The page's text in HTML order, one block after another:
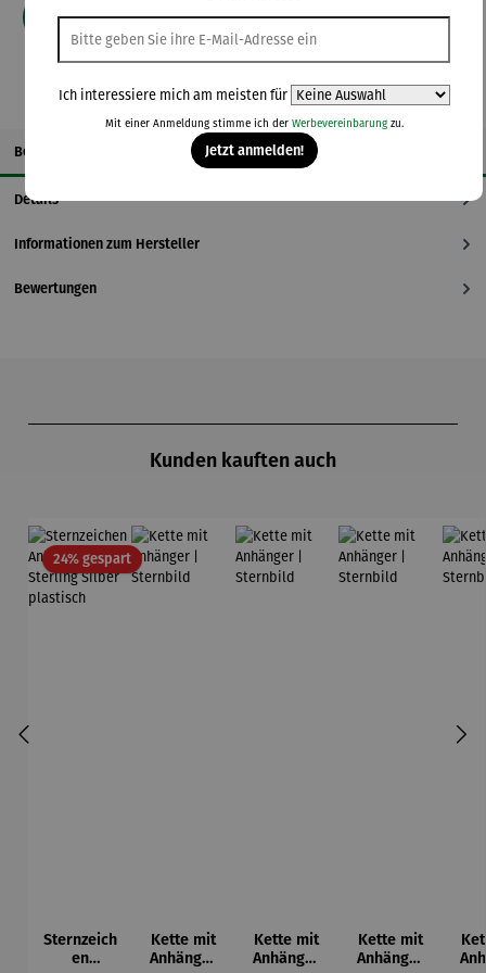
In den Warenkorb
Beschreibung
Details
Informationen zum Hersteller
Bewertungen
Kunden kauften auch
24% gespartRabatt
Sternzeich
en
Kette mit
Anhänger
Kette mit
Anhänger
Kette mit
Anhänger
Ich interessiere mich am meisten für
Mit einer Anmeldung stimme ich der Werbevereinbarungzu.
Jetzt anmelden!